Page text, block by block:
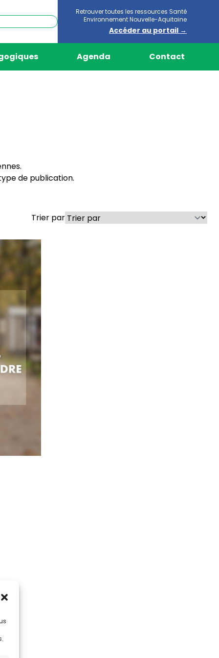
Retrouver toutes les ressources Santé
Environnement Nouvelle-Aquitaine
Accéder au portail →
Agenda Contact
de publication.
Trier par